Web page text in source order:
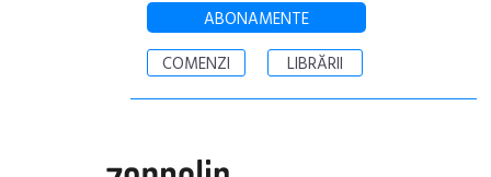
ABONAMENTE
COMENZI
LIBRĂRII